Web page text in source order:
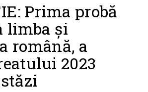
Prima probă
limba și
română, a
2023